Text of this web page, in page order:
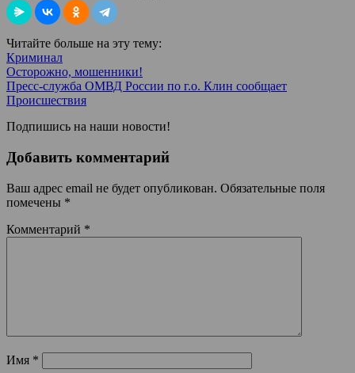
Читайте больше на эту тему:
Криминал
Осторожно, мошенники!
Пресс-служба ОМВД России по г.о. Клин сообщает
Происшествия
Подпишись на наши новости!
Добавить комментарий
Ваш адрес email не будет опубликован. Обязательные поля
помечены *
Комментарий *
Имя *